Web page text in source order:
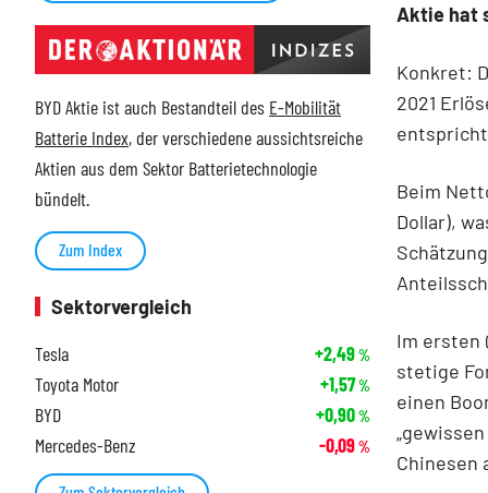
Aktie hat
Konkret:
2021
entspricht
Beim
Dollar),
Im ersten
stetige
einen
Chinesen
BYD Aktie ist auch Bestandteil des E-Mobilität
Batterie Index, der verschiedene aussichtsreiche
Aktien aus dem Sektor Batterietechnologie
bündelt.
Zum Index
Sektorvergleich
Tesla
+2,49%
Toyota Motor +1,57%
BYD +0,90%
Mercedes-Benz -0,09%